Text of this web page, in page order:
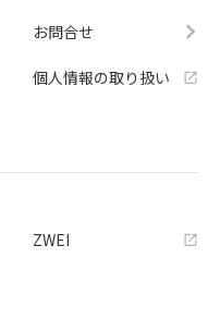
お問合せ
個人情報の取り扱い
ZWEI